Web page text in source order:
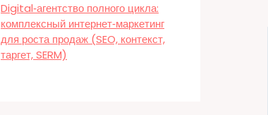
Digital‑агентство полного цикла:
комплексный интернет‑маркетинг
для роста продаж (SEO, контекст,
таргет, SERM)